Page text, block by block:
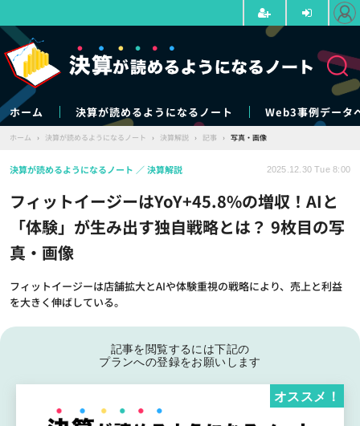
ホーム 決算が読めるようになるノート Web3事例データ
ホーム › 決算が読めるようになるノート › 決算解説 › 記事 › 写真・画像
フィットイージーはYoY+45.8%の増収！AIと
「体験」が生み出す独自戦略とは？ 9枚目の写
真・画像
フィットイージーは店舗拡大とAIや体験重視の戦略により、売上と利益
を大きく伸ばしている。
決算が読めるようになるノート 決算解説 2025.12.30 Tue 8:00
記事を閲覧するには下記の
プランへの登録をお願いします
オススメ！